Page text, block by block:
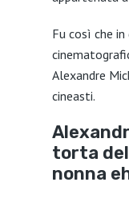
Fu così che
Alexandre
cineasti.
torta
nonna